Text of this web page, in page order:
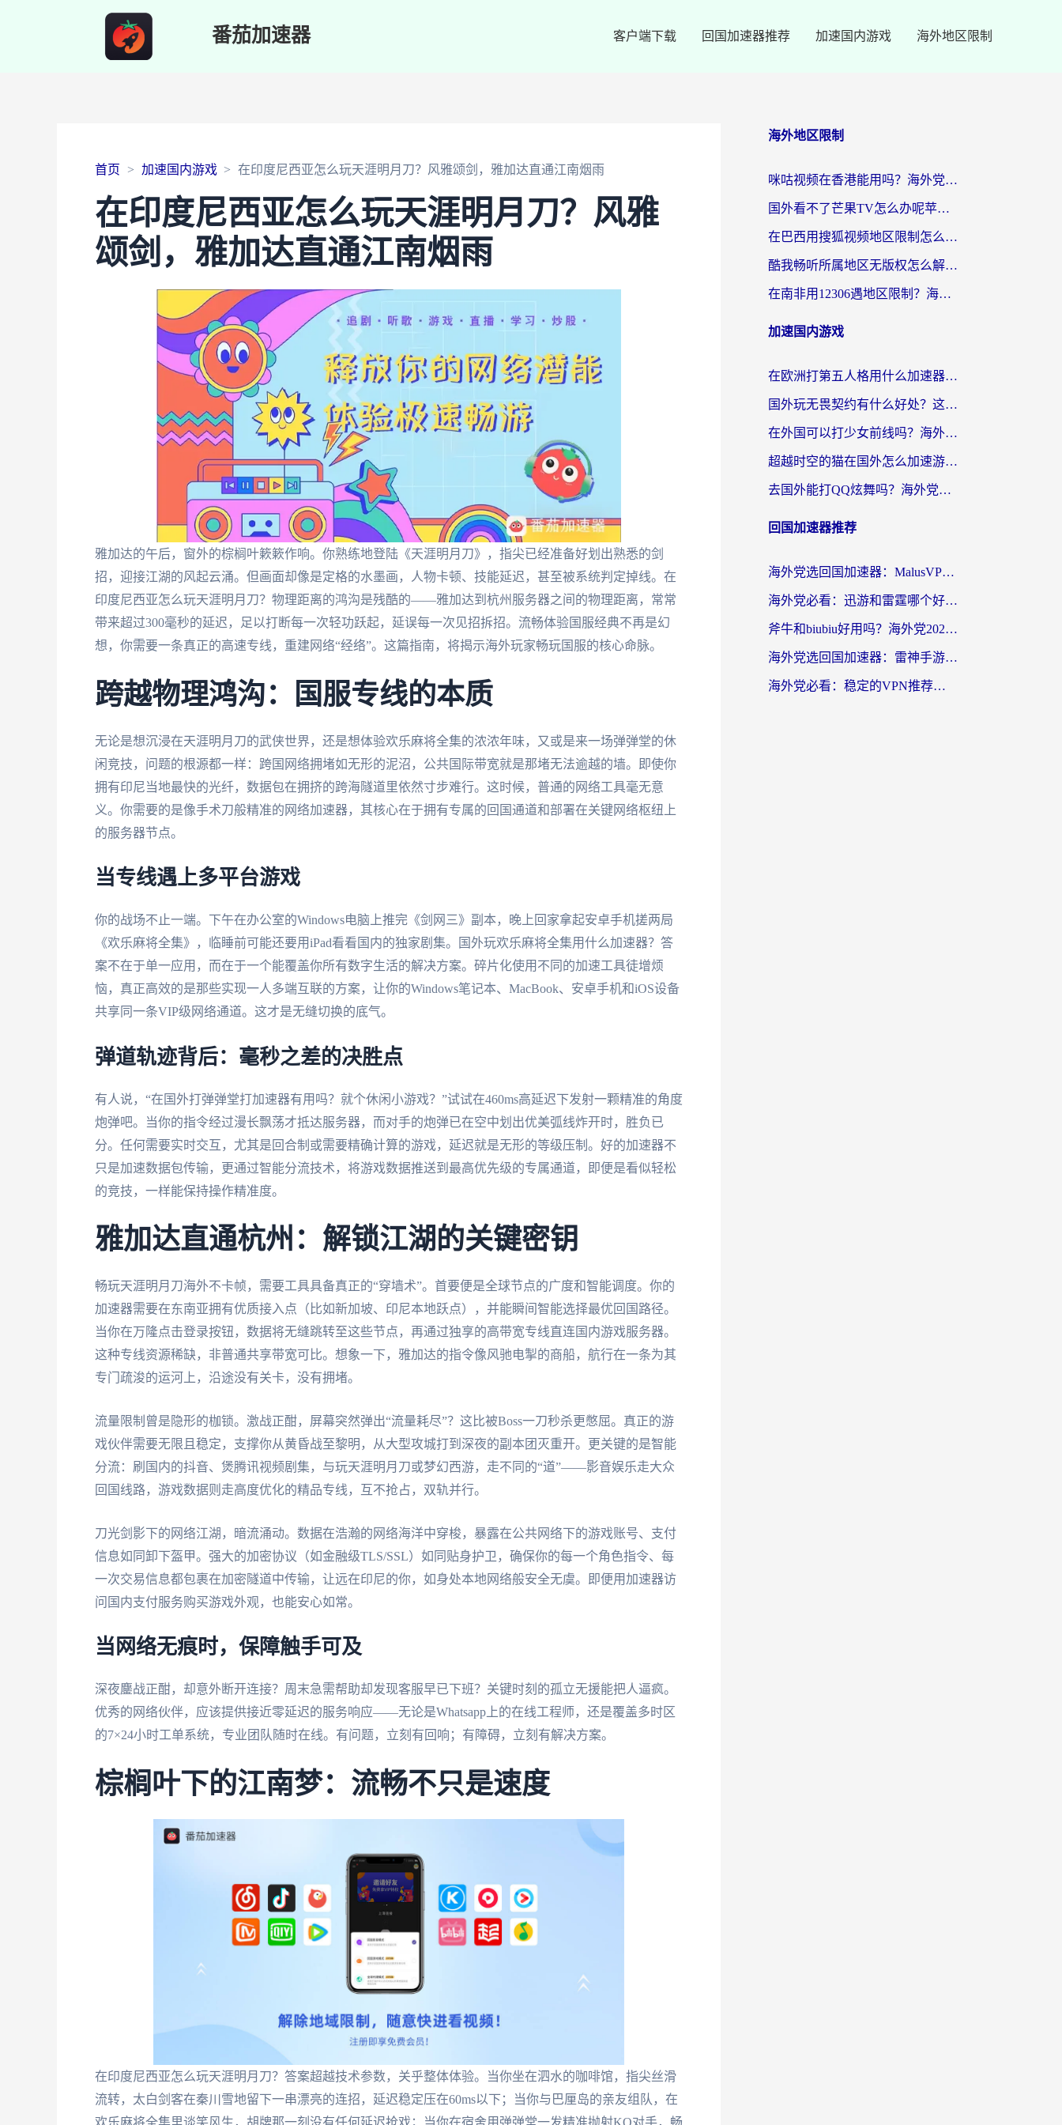
番茄加速器 客户端下载 回国加速器推荐 加速国内游戏 海外地区限制
首页 加速国内游戏 在印度尼西亚怎么玩天涯明月刀？风雅颂剑，雅加达直通江南烟雨
在印度尼西亚怎么玩天涯明月刀？风雅
颂剑，雅加达直通江南烟雨
雅加达的午后，窗外的棕榈叶簌簌作响。你熟练地登陆《天涯明月刀》，指尖已经准备好划出熟悉的剑
招，迎接江湖的风起云涌。但画面却像是定格的水墨画，人物卡顿、技能延迟，甚至被系统判定掉线。在
印度尼西亚怎么玩天涯明月刀？物理距离的鸿沟是残酷的——雅加达到杭州服务器之间的物理距离，常常
带来超过300毫秒的延迟，足以打断每一次轻功跃起，延误每一次见招拆招。流畅体验国服经典不再是幻
想，你需要一条真正的高速专线，重建网络“经络”。这篇指南，将揭示海外玩家畅玩国服的核心命脉。
跨越物理鸿沟：国服专线的本质
无论是想沉浸在天涯明月刀的武侠世界，还是想体验欢乐麻将全集的浓浓年味，又或是来一场弹弹堂的休
闲竞技，问题的根源都一样：跨国网络拥堵如无形的泥沼，公共国际带宽就是那堵无法逾越的墙。即使你
拥有印尼当地最快的光纤，数据包在拥挤的跨海隧道里依然寸步难行。这时候，普通的网络工具毫无意
义。你需要的是像手术刀般精准的网络加速器，其核心在于拥有专属的回国通道和部署在关键网络枢纽上
的服务器节点。
当专线遇上多平台游戏
你的战场不止一端。下午在办公室的Windows电脑上推完《剑网三》副本，晚上回家拿起安卓手机搓两局
《欢乐麻将全集》，临睡前可能还要用iPad看看国内的独家剧集。国外玩欢乐麻将全集用什么加速器？答
案不在于单一应用，而在于一个能覆盖你所有数字生活的解决方案。碎片化使用不同的加速工具徒增烦
恼，真正高效的是那些实现一人多端互联的方案，让你的Windows笔记本、MacBook、安卓手机和iOS设备
共享同一条VIP级网络通道。这才是无缝切换的底气。
弹道轨迹背后：毫秒之差的决胜点
有人说，“在国外打弹弹堂打加速器有用吗？就个休闲小游戏？”试试在460ms高延迟下发射一颗精准的角度
炮弹吧。当你的指令经过漫长飘荡才抵达服务器，而对手的炮弹已在空中划出优美弧线炸开时，胜负已
分。任何需要实时交互，尤其是回合制或需要精确计算的游戏，延迟就是无形的等级压制。好的加速器不
只是加速数据包传输，更通过智能分流技术，将游戏数据推送到最高优先级的专属通道，即便是看似轻松
的竞技，一样能保持操作精准度。
雅加达直通杭州：解锁江湖的关键密钥
畅玩天涯明月刀海外不卡帧，需要工具具备真正的“穿墙术”。首要便是全球节点的广度和智能调度。你的
加速器需要在东南亚拥有优质接入点（比如新加坡、印尼本地跃点），并能瞬间智能选择最优回国路径。
当你在万隆点击登录按钮，数据将无缝跳转至这些节点，再通过独享的高带宽专线直连国内游戏服务器。
这种专线资源稀缺，非普通共享带宽可比。想象一下，雅加达的指令像风驰电掣的商船，航行在一条为其
专门疏浚的运河上，沿途没有关卡，没有拥堵。
流量限制曾是隐形的枷锁。激战正酣，屏幕突然弹出“流量耗尽”？这比被Boss一刀秒杀更憋屈。真正的游
戏伙伴需要无限且稳定，支撑你从黄昏战至黎明，从大型攻城打到深夜的副本团灭重开。更关键的是智能
分流：刷国内的抖音、煲腾讯视频剧集，与玩天涯明月刀或梦幻西游，走不同的“道”——影音娱乐走大众
回国线路，游戏数据则走高度优化的精品专线，互不抢占，双轨并行。
刀光剑影下的网络江湖，暗流涌动。数据在浩瀚的网络海洋中穿梭，暴露在公共网络下的游戏账号、支付
信息如同卸下盔甲。强大的加密协议（如金融级TLS/SSL）如同贴身护卫，确保你的每一个角色指令、每
一次交易信息都包裹在加密隧道中传输，让远在印尼的你，如身处本地网络般安全无虞。即便用加速器访
问国内支付服务购买游戏外观，也能安心如常。
当网络无痕时，保障触手可及
深夜鏖战正酣，却意外断开连接？周末急需帮助却发现客服早已下班？关键时刻的孤立无援能把人逼疯。
优秀的网络伙伴，应该提供接近零延迟的服务响应——无论是Whatsapp上的在线工程师，还是覆盖多时区
的7×24小时工单系统，专业团队随时在线。有问题，立刻有回响；有障碍，立刻有解决方案。
棕榈叶下的江南梦：流畅不只是速度
在印度尼西亚怎么玩天涯明月刀？答案超越技术参数，关乎整体体验。当你坐在泗水的咖啡馆，指尖丝滑
流转，太白剑客在秦川雪地留下一串漂亮的连招，延迟稳定压在60ms以下；当你与巴厘岛的亲友组队，在
欢乐麻将全集里谈笑风生，胡牌那一刻没有任何延迟抢戏；当你在宿舍用弹弹堂一发精准抛射KO对手，畅
海外地区限制
咪咕视频在香港能用吗？海外党亲测有效的回国加速方案来了
国外看不了芒果TV怎么办呢苹果手机？海外党追剧游戏的全能解决方案
在巴西用搜狐视频地区限制怎么办？3步解决海外看国内剧的烦恼
酷我畅听所属地区无版权怎么解决？海外党必看的回国加速全攻略
在南非用12306遇地区限制？海外华人必看的回国加速全攻略（附B站芒果TV解锁技巧）
加速国内游戏
在欧洲打第五人格用什么加速器好？海外党亲测有效的国服游戏加速方案
国外玩无畏契约有什么好处？这份海外国服游戏加速指南帮你解决90%的卡顿问题
在外国可以打少女前线吗？海外党国服游戏畅玩终极指南（附避坑技巧）
超越时空的猫在国外怎么加速游戏？海外玩家国服畅玩终极指南
去国外能打QQ炫舞吗？海外党国服游戏不卡顿的终极指南
回国加速器推荐
海外党选回国加速器：MalusVPN好用吗？和快帆VPN哪个好？附真实对比与避坑指南
海外党必看：迅游和雷霆哪个好？3分钟教你选对回国加速器，无缝刷国内剧玩手游
斧牛和biubiu好用吗？海外党2026亲测回国加速器指南，附番茄加速器深度体验
海外党选回国加速器：雷神手游和洞见哪个好？附iPhone免费VPN推荐及ChickCNUfunR实测
海外党必看：稳定的VPN推荐及回国加速器选择全攻略——告别地域限制，轻松刷国内资源